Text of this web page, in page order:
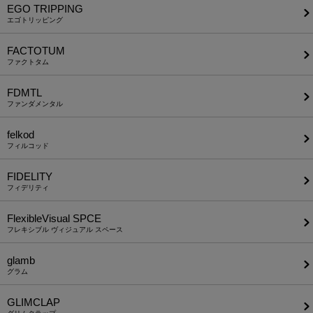
EGO TRIPPING
エゴトリッピング
FACTOTUM
ファクトタム
FDMTL
ファンダメンタル
felkod
フィルコッド
FIDELITY
フィデリティ
FlexibleVisual SPCE
フレキシブル ヴィジュアル スペース
glamb
グラム
GLIMCLAP